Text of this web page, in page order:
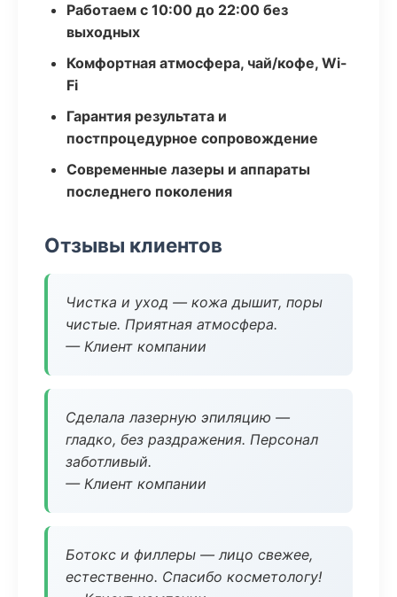
Работаем с 10:00 до 22:00 без
выходных
Комфортная атмосфера, чай/кофе, Wi-
Fi
Гарантия результата и
постпроцедурное сопровождение
Современные лазеры и аппараты
последнего поколения
Отзывы клиентов
Чистка и уход — кожа дышит, поры
чистые. Приятная атмосфера.
— Клиент компании
Сделала лазерную эпиляцию —
гладко, без раздражения. Персонал
заботливый.
— Клиент компании
Ботокс и филлеры — лицо свежее,
естественно. Спасибо косметологу!